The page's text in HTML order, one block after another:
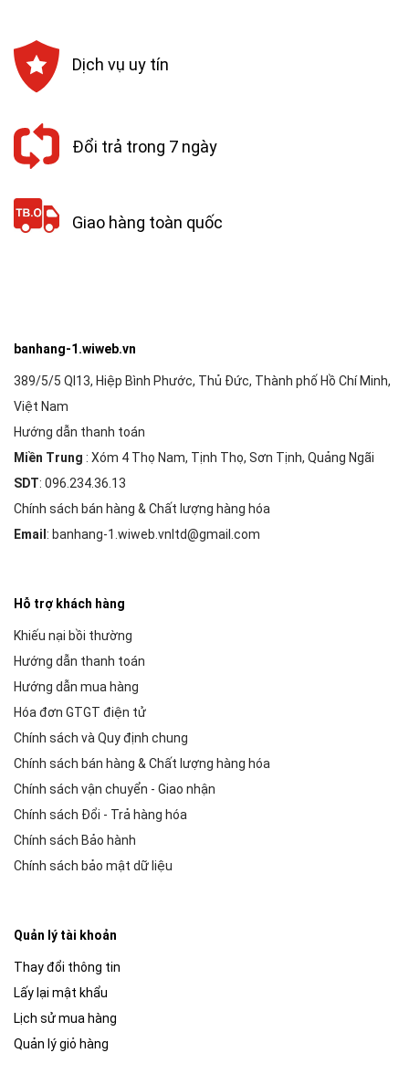
Dịch vụ uy tín
Đổi trả trong 7 ngày
Giao hàng toàn quốc
banhang-1.wiweb.vn
389/5/5 Ql13, Hiệp Bình Phước, Thủ Đức, Thành phố Hồ Chí Minh,
Việt Nam
Hướng dẫn thanh toán
Miền Trung : Xóm 4 Thọ Nam, Tịnh Thọ, Sơn Tịnh, Quảng Ngãi
SDT: 096.234.36.13
Chính sách bán hàng & Chất lượng hàng hóa
Email: banhang-1.wiweb.vnltd@gmail.com
Hỗ trợ khách hàng
Khiếu nại bồi thường
Hướng dẫn thanh toán
Hướng dẫn mua hàng
Hóa đơn GTGT điện tử
Chính sách và Quy định chung
Chính sách bán hàng & Chất lượng hàng hóa
Chính sách vận chuyển - Giao nhận
Chính sách Đổi - Trả hàng hóa
Chính sách Bảo hành
Chính sách bảo mật dữ liệu
Quản lý tài khoản
Thay đổi thông tin
Lấy lại mật khẩu
Lịch sử mua hàng
Quản lý giỏ hàng